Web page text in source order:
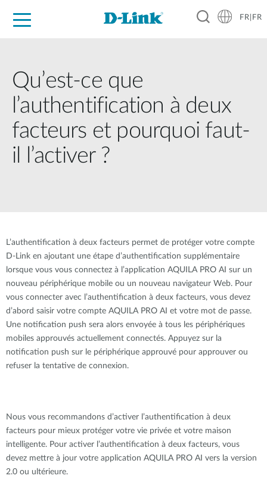
FR|FR
Qu’est-ce que
l’authentification à deux
facteurs et pourquoi faut-
il l’activer ?
L’authentification à deux facteurs permet de protéger votre compte
D-Link en ajoutant une étape d’authentification supplémentaire
lorsque vous vous connectez à l’application AQUILA PRO AI sur un
nouveau périphérique mobile ou un nouveau navigateur Web. Pour
vous connecter avec l’authentification à deux facteurs, vous devez
d’abord saisir votre compte AQUILA PRO AI et votre mot de passe.
Une notification push sera alors envoyée à tous les périphériques
mobiles approuvés actuellement connectés. Appuyez sur la
notification push sur le périphérique approuvé pour approuver ou
refuser la tentative de connexion.
Nous vous recommandons d’activer l’authentification à deux
facteurs pour mieux protéger votre vie privée et votre maison
intelligente. Pour activer l’authentification à deux facteurs, vous
devez mettre à jour votre application AQUILA PRO AI vers la version
2.0 ou ultérieure.